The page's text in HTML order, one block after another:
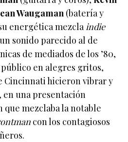
Waugaman (batería y
energética mezclaindie
sonido parecido al de
de mediados de los ’80,
en alegres gritos,
Cincinnati hicieron vibrar y
en una presentación
que mezclaba la notable
con los contagiosos